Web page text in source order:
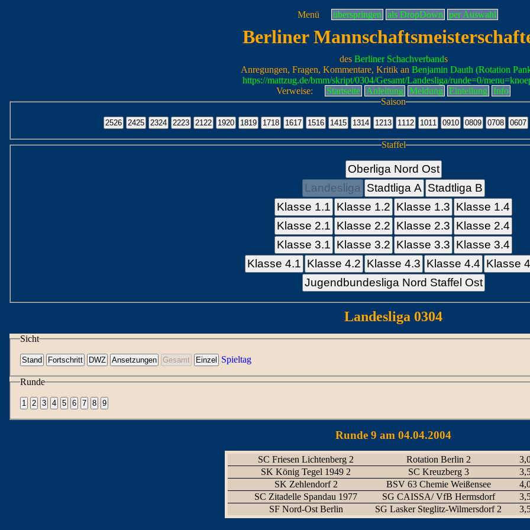
Menü überspringen als DropDown per Auswahl
Berliner
des Berliner Schachverbands
Anregungen, Fragen, Kommentare, Kritik an Benjamin Dauth (Rotation
https://mattzug.de/bmm/skript/0304/Gesamt/Landesliga/runde=0/
Verweise:
Startseite Anleitung Meldung Einteilung
Info
Saison
Staffel
Oberliga Nord Ost
Landesliga
Stadtliga A Stadtliga B
Klasse 1.1 Klasse 1.2 Klasse 1.3 Klasse 1.4
Klasse 2.1 Klasse 2.2 Klasse 2.3 Klasse 2.4
Klasse 3.1 Klasse 3.2 Klasse 3.3 Klasse 3.4
Klasse 4.1 Klasse 4.2 Klasse 4.3 Klasse 4.4 Klasse
Jugendbundesliga Nord Staffel Ost
Landesliga 0304
Sicht
Spieltag
Runde
Runde 9 am 04.04.2004
SC Friesen Lichtenberg 2 Rotation Berlin 2
SK König Tegel 1949 2
SC Kreuzberg 3
SK Zehlendorf 2
BSV 63 Chemie Weißensee
SC Zitadelle Spandau 1977
SG CAISSA/ VfB Hermsdorf
SF Nord-Ost Berlin
SG Lasker Steglitz-Wilmersdorf 2